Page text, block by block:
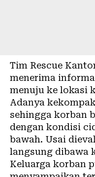
Tim Rescue
menerima
menuju ke lokasi
Adanya
sehingga korban
dengan kondisi
bawah. Usai
langsung dibawa
Keluarga korban